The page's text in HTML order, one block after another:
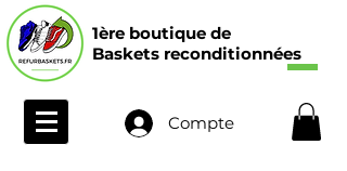
1ère boutique de
Baskets reconditionnées
Compte